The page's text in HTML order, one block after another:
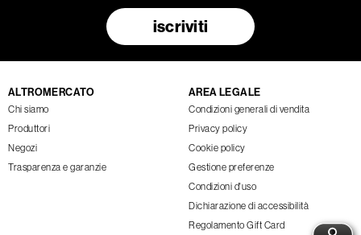
iscriviti
ALTROMERCATO
Chi siamo
Produttori
Negozi
Trasparenza e garanzie
AREA LEGALE
Condizioni generali di vendita
Privacy policy
Cookie policy
Gestione preferenze
Condizioni d'uso
Dichiarazione di accessibilità
Regolamento Gift Card